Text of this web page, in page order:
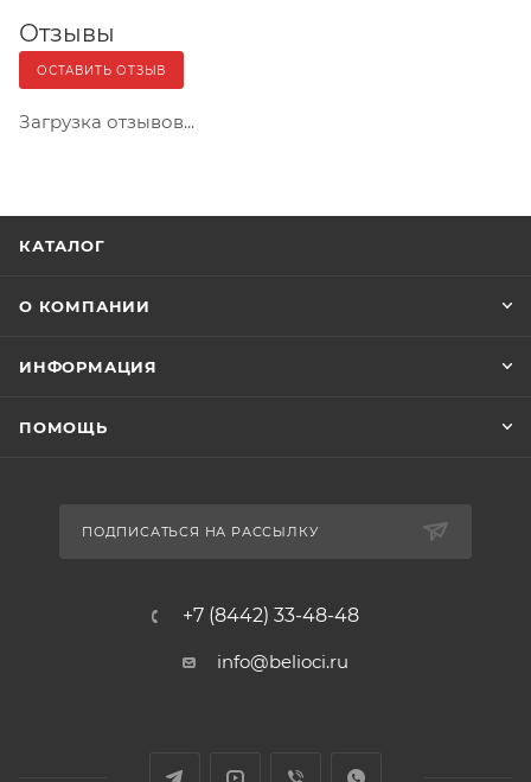
Отзывы
ОСТАВИТЬ ОТЗЫВ
Загрузка отзывов...
КАТАЛОГ
О КОМПАНИИ
ИНФОРМАЦИЯ
ПОМОЩЬ
ПОДПИСАТЬСЯ НА РАССЫЛКУ
+7 (8442) 33-48-48
info@belioci.ru